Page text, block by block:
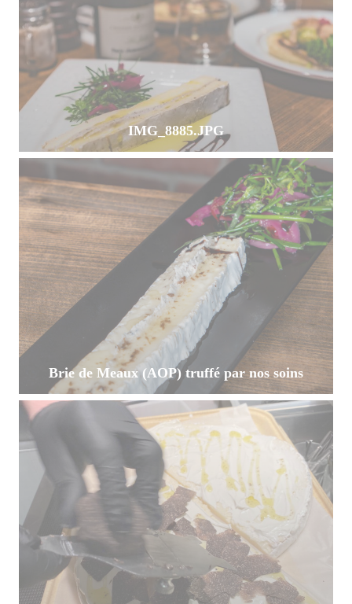
IMG_8885.JPG
Brie de Meaux (AOP) truffé par nos soins